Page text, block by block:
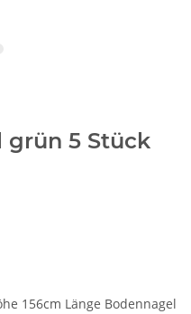
grün 5 Stück
156cm Länge Bodennagel